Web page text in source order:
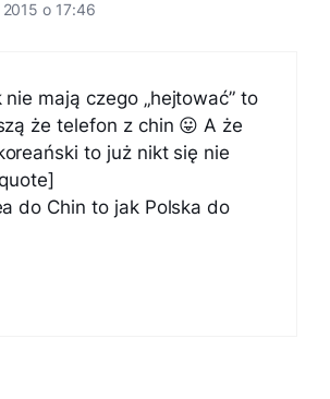
o 17:46
mają czego „hejtować” to
że telefon z chin 😛 A że
to już nikt się nie
do Chin to jak Polska do